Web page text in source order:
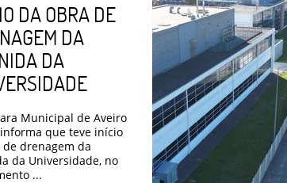
DA OBRA DE
DA
DA
Municipal de Aveiro
informa que teve início
de drenagem da
da Universidade, no
...